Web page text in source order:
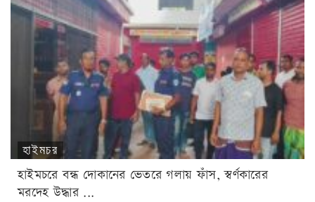
হাইমচর
হাইমচরে বন্ধ দোকানের ভেতরে গলায় ফাঁস, স্বর্ণকারের
মরদেহ উদ্ধার ...